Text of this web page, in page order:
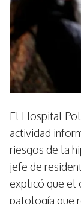
El Hospital
actividad
riesgos de la
jefe de
explicó que el
patología que